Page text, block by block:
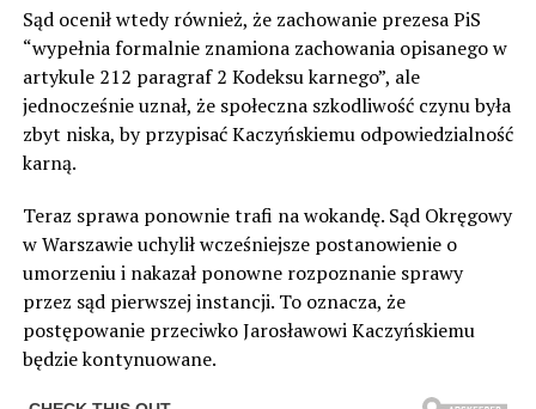
Sąd ocenił wtedy również, że zachowanie prezesa PiS
“wypełnia formalnie znamiona zachowania opisanego w
artykule 212 paragraf 2 Kodeksu karnego”, ale
jednocześnie uznał, że społeczna szkodliwość czynu była
zbyt niska, by przypisać Kaczyńskiemu odpowiedzialność
karną.
Teraz sprawa ponownie trafi na wokandę. Sąd Okręgowy
w Warszawie uchylił wcześniejsze postanowienie o
umorzeniu i nakazał ponowne rozpoznanie sprawy
przez sąd pierwszej instancji. To oznacza, że
postępowanie przeciwko Jarosławowi Kaczyńskiemu
będzie kontynuowane.